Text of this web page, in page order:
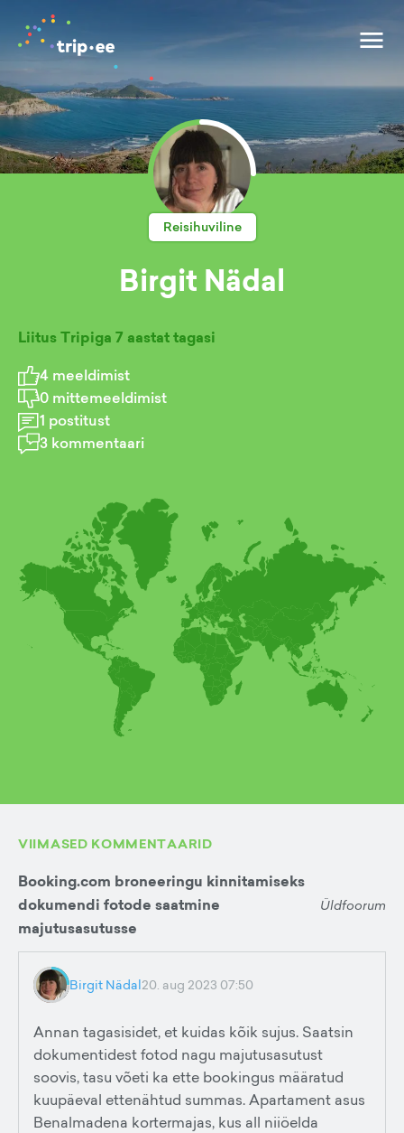
Reisihuviline
Birgit Nädal
Liitus Tripiga 7 aastat tagasi
4 meeldimist
0 mittemeeldimist
1 postitust
3 kommentaari
VIIMASED KOMMENTAARID
Booking.com broneeringu kinnitamiseks
dokumendi fotode saatmine
majutusasutusse
Üldfoorum
Birgit Nädal20. aug 2023 07:50
Annan tagasisidet, et kuidas kõik sujus. Saatsin
dokumentidest fotod nagu majutusasutust
soovis, tasu võeti ka ette bookingus määratud
kuupäeval ettenähtud summas. Apartament asus
Benalmadena kortermajas, kus all niiöelda